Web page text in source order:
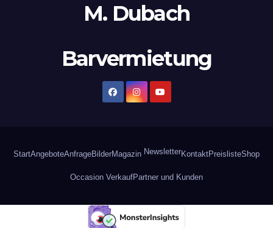
M. Dubach
Barvermietung
StartAngeboteAnfrageBilderMagazin NewsletterKontaktPreislisteShop
Occasion VerkaufPartner und Kunden